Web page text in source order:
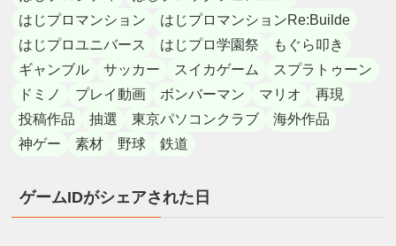
はじプロマンション
はじプロマンションRe:Builde
はじプロユニバース
はじプロ学園祭
もぐら叩き
ギャンブル
サッカー スイカゲーム
スプラトゥーン
ドミノ
プレイ動画 ボンバーマン マリオ
再現
投稿作品
抽選 東京パソコンクラブ
海外作品
神ゲー
素材 野球 鉄道
ゲームIDがシェアされた日